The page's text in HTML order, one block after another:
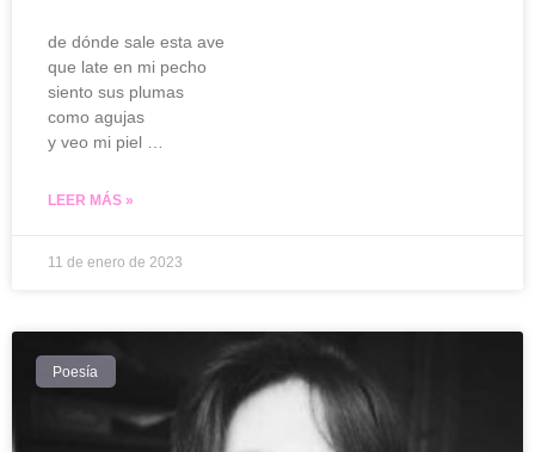
de dónde sale esta ave
que late en mi pecho
siento sus plumas
como agujas
y veo mi piel …
LEER MÁS »
11 de enero de 2023
Poesía